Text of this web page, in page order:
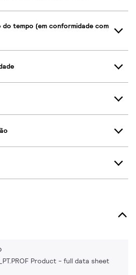
do tempo (em conformidade com
Product - full data sheet